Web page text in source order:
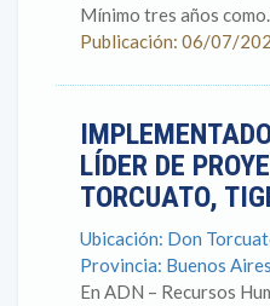
Mínimo tres años
Publicación: 06/07/
LÍDER DE
TORCUATO,
Ubicación: Don
Provincia: Buenos Aires
En ADN – Recursos